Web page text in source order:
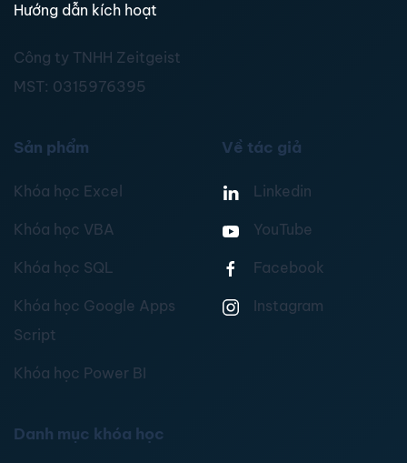
Hướng dẫn kích hoạt
Công ty TNHH Zeitgeist
MST: 0315976395
Sản phẩm
Khóa học Excel
Khóa học VBA
Khóa học SQL
Khóa học Google Apps
Script
Khóa học Power BI
Về tác giả
Linkedin
YouTube
Facebook
Instagram
Danh mục khóa học